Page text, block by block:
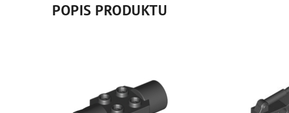
POPIS PRODUKTU